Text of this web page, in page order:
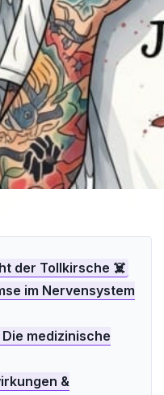
der Tollkirsche ☠️
im Nervensystem
medizinische
&